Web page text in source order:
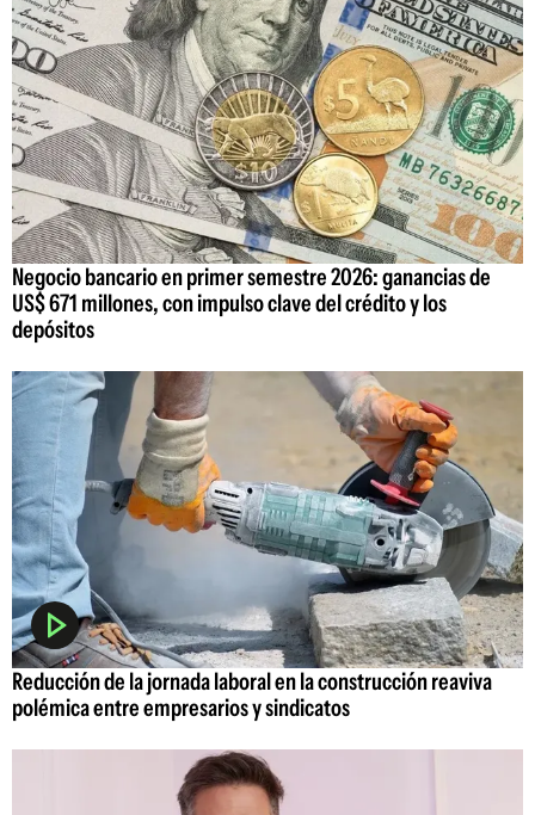
Negocio bancario en primer semestre 2026: ganancias de
US$ 671 millones, con impulso clave del crédito y los
depósitos
Reducción de la jornada laboral en la construcción reaviva
polémica entre empresarios y sindicatos